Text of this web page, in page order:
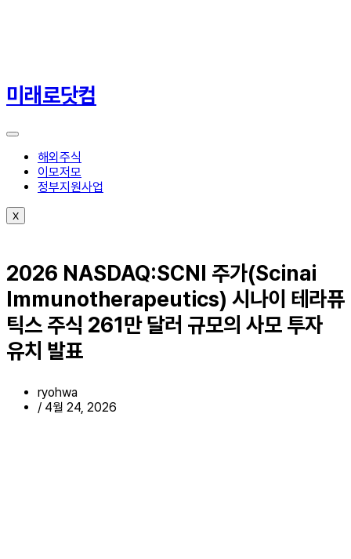
텐
츠
건
미래로닷컴
해외주식
이모저모
정부지원사업
X
2026 NASDAQ:SCNI 주가(Scinai
Immunotherapeutics) 시나이 테라퓨
틱스 주식 261만 달러 규모의 사모 투자
유치 발표
ryohwa
/ 4월 24, 2026